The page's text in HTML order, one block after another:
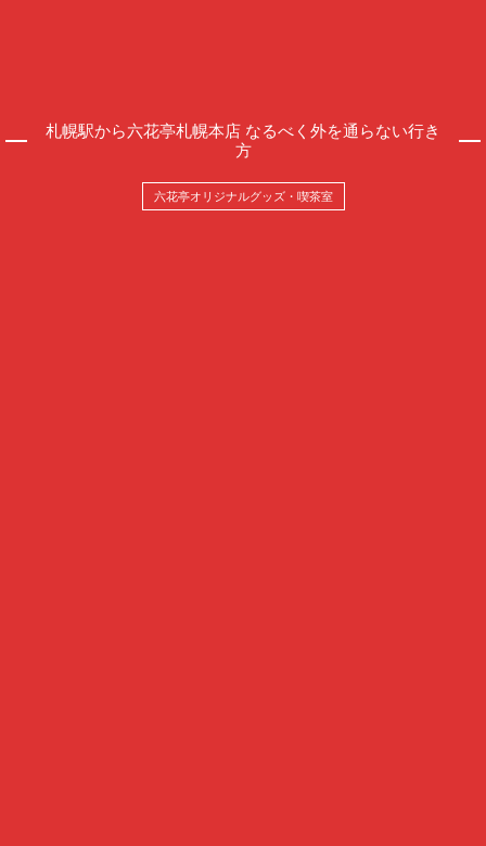
札幌駅から六花亭札幌本店 なるべく外を通らない行き
方
六花亭オリジナルグッズ・喫茶室